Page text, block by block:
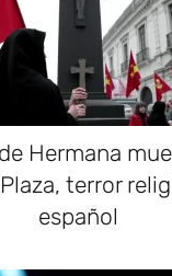
Hermana
terror
español